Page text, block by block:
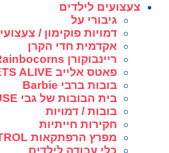
צעצועים לילדים
גיבורי על
דמויות פוקימון / צעצועי POKEMON
אקדמית חדי הקרן
ריינבוקורן Rainbocorns
פאטס אלייב PETS ALIVE
בובות ברבי Barbie
בית הבובות של גבי GABBY'S DOLLHOUSE
בובות / דמויות
חקירות חייתיות
מפרץ הרפתקאות PAW PATROL
כלי עבודה לילדים